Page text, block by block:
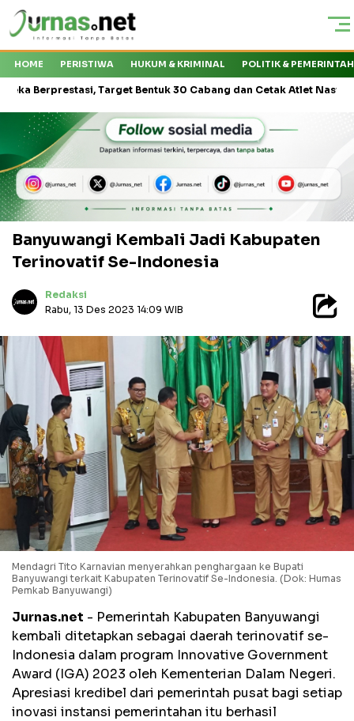
HOME PERISTIWA HUKUM & KRIMINAL POLITIK &
Target Bentuk 30 Cabang dan Cetak Atlet Nasional
Banyuwangi Kembali Jadi Kabupaten
Terinovatif Se-Indonesia
Redaksi
Rabu, 13 Des 2023 14:09 WIB
Mendagri Tito Karnavian menyerahkan penghargaan ke Bupati
Banyuwangi terkait Kabupaten Terinovatif Se-Indonesia. (Dok: Humas
Pemkab Banyuwangi)
Jurnas.net - Pemerintah Kabupaten Banyuwangi
kembali ditetapkan sebagai daerah terinovatif se-
Indonesia dalam program Innovative Government
Award (IGA) 2023 oleh Kementerian Dalam Negeri.
Apresiasi kredibel dari pemerintah pusat bagi setiap
inovasi instansi pemerintahan itu berhasil